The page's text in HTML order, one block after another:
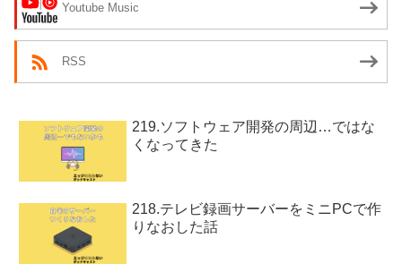
Youtube Music
RSS
219.ソフトウェア開発の周辺…ではな
くなってきた
218.テレビ録画サーバーをミニPCで作
りなおした話